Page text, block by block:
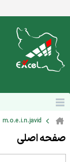
m.o.e.i.n.javid
صفحه اصلی